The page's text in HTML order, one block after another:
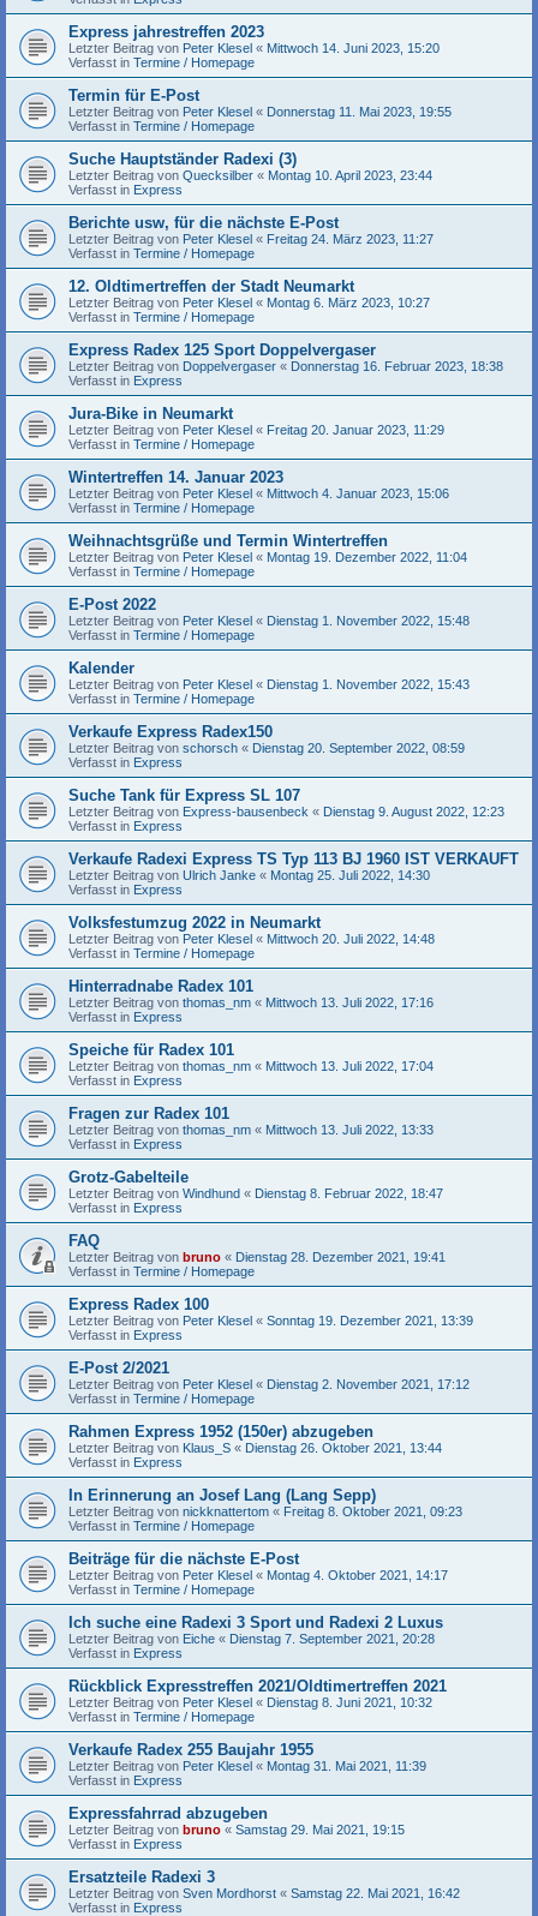
Express jahrestreffen 2023
Letzter Beitrag von Peter Klesel « Mittwoch 14. Juni 2023, 15:20
Verfasst in Termine / Homepage
Termin für E-Post
Letzter Beitrag von Peter Klesel « Donnerstag 11. Mai 2023, 19:55
Verfasst in Termine / Homepage
Suche Hauptständer Radexi (3)
Letzter Beitrag von Quecksilber « Montag 10. April 2023, 23:44
Verfasst in Express
Berichte usw, für die nächste E-Post
Letzter Beitrag von Peter Klesel « Freitag 24. März 2023, 11:27
Verfasst in Termine / Homepage
12. Oldtimertreffen der Stadt Neumarkt
Letzter Beitrag von Peter Klesel « Montag 6. März 2023, 10:27
Verfasst in Termine / Homepage
Express Radex 125 Sport Doppelvergaser
Letzter Beitrag von Doppelvergaser « Donnerstag 16. Februar 2023, 18:38
Verfasst in Express
Jura-Bike in Neumarkt
Letzter Beitrag von Peter Klesel « Freitag 20. Januar 2023, 11:29
Verfasst in Termine / Homepage
Wintertreffen 14. Januar 2023
Letzter Beitrag von Peter Klesel « Mittwoch 4. Januar 2023, 15:06
Verfasst in Termine / Homepage
Weihnachtsgrüße und Termin Wintertreffen
Letzter Beitrag von Peter Klesel « Montag 19. Dezember 2022, 11:04
Verfasst in Termine / Homepage
E-Post 2022
Letzter Beitrag von Peter Klesel « Dienstag 1. November 2022, 15:48
Verfasst in Termine / Homepage
Kalender
Letzter Beitrag von Peter Klesel « Dienstag 1. November 2022, 15:43
Verfasst in Termine / Homepage
Verkaufe Express Radex150
Letzter Beitrag von schorsch « Dienstag 20. September 2022, 08:59
Verfasst in Express
Suche Tank für Express SL 107
Letzter Beitrag von Express-bausenbeck « Dienstag 9. August 2022, 12:23
Verfasst in Express
Verkaufe Radexi Express TS Typ 113 BJ 1960 IST VERKAUFT
Letzter Beitrag von Ulrich Janke « Montag 25. Juli 2022, 14:30
Verfasst in Express
Volksfestumzug 2022 in Neumarkt
Letzter Beitrag von Peter Klesel « Mittwoch 20. Juli 2022, 14:48
Verfasst in Termine / Homepage
Hinterradnabe Radex 101
Letzter Beitrag von thomas_nm « Mittwoch 13. Juli 2022, 17:16
Verfasst in Express
Speiche für Radex 101
Letzter Beitrag von thomas_nm « Mittwoch 13. Juli 2022, 17:04
Verfasst in Express
Fragen zur Radex 101
Letzter Beitrag von thomas_nm « Mittwoch 13. Juli 2022, 13:33
Verfasst in Express
Grotz-Gabelteile
Letzter Beitrag von Windhund « Dienstag 8. Februar 2022, 18:47
Verfasst in Express
FAQ
Letzter Beitrag von bruno « Dienstag 28. Dezember 2021, 19:41
Verfasst in Termine / Homepage
Express Radex 100
Letzter Beitrag von Peter Klesel « Sonntag 19. Dezember 2021, 13:39
Verfasst in Express
E-Post 2/2021
Letzter Beitrag von Peter Klesel « Dienstag 2. November 2021, 17:12
Verfasst in Termine / Homepage
Rahmen Express 1952 (150er) abzugeben
Letzter Beitrag von Klaus_S « Dienstag 26. Oktober 2021, 13:44
Verfasst in Express
In Erinnerung an Josef Lang (Lang Sepp)
Letzter Beitrag von nickknattertom « Freitag 8. Oktober 2021, 09:23
Verfasst in Termine / Homepage
Beiträge für die nächste E-Post
Letzter Beitrag von Peter Klesel « Montag 4. Oktober 2021, 14:17
Verfasst in Termine / Homepage
Ich suche eine Radexi 3 Sport und Radexi 2 Luxus
Letzter Beitrag von Eiche « Dienstag 7. September 2021, 20:28
Verfasst in Express
Rückblick Expresstreffen 2021/Oldtimertreffen 2021
Letzter Beitrag von Peter Klesel « Dienstag 8. Juni 2021, 10:32
Verfasst in Termine / Homepage
Verkaufe Radex 255 Baujahr 1955
Letzter Beitrag von Peter Klesel « Montag 31. Mai 2021, 11:39
Verfasst in Express
Expressfahrrad abzugeben
Letzter Beitrag von bruno « Samstag 29. Mai 2021, 19:15
Verfasst in Express
Ersatzteile Radexi 3
Letzter Beitrag von Sven Mordhorst « Samstag 22. Mai 2021, 16:42
Verfasst in Express